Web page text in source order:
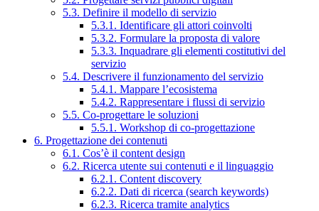
5.3. Definire il modello di servizio
5.3.1. Identificare gli attori coinvolti
5.3.2. Formulare la proposta di valore
5.3.3. Inquadrare gli elementi costitutivi del
servizio
5.4. Descrivere il funzionamento del servizio
5.4.1. Mappare l’ecosistema
5.4.2. Rappresentare i flussi di servizio
5.5. Co-progettare le soluzioni
5.5.1. Workshop di co-progettazione
6. Progettazione dei contenuti
6.1. Cos’è il content design
6.2. Ricerca utente sui contenuti e il linguaggio
6.2.1. Content discovery
6.2.2. Dati di ricerca (search keywords)
6.2.3. Ricerca tramite analytics